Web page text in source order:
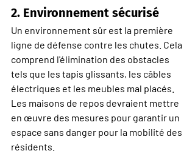
2. Environnement sécurisé
Un environnement sûr est la première
ligne de défense contre les chutes. Cela
comprend l'élimination des obstacles
tels que les tapis glissants, les câbles
électriques et les meubles mal placés.
Les maisons de repos devraient mettre
en œuvre des mesures pour garantir un
espace sans danger pour la mobilité des
résidents.